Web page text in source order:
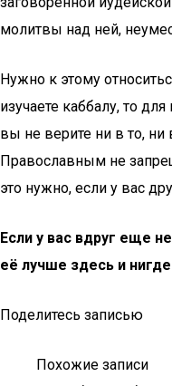
молитвы над ней,
Нужно к этому
изучаете каббалу, то
вы не верите ни в то, ни
Православным не
это нужно, если у вас
Если у вас вдруг еще
её лучше здесь и
Поделитесь записью
Похожие записи